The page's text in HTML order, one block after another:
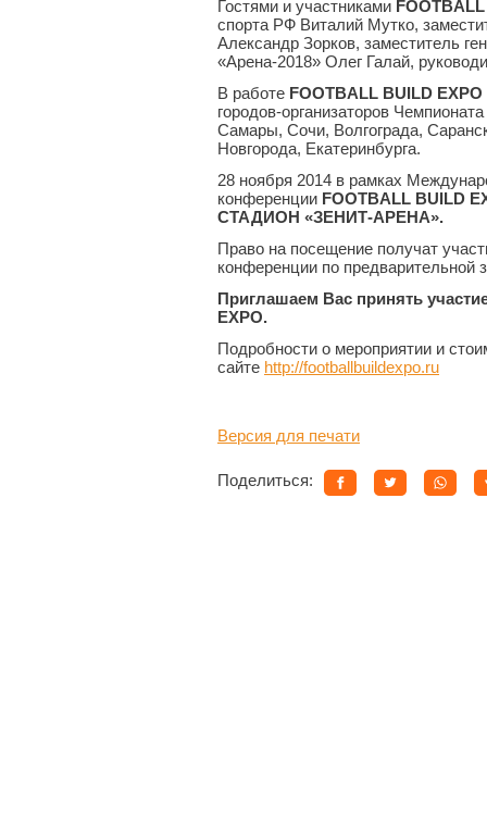
Гостями и участниками
спорта РФ Виталий Мутко,
Александр Зорков, заместитель
«Арена-2018» Олег Галай,
В работе FOOTBALL BUILD EXPO
городов-организаторов
Самары, Сочи, Волгограда,
Новгорода, Екатеринбурга.
28 ноября 2014 в рамках
конференции FOOTBALL BUILD
СТАДИОН «ЗЕНИТ-АРЕНА».
Право на посещение получат
конференции по предварительной
Приглашаем Вас принять
EXPO.
Подробности о мероприятии и
сайте http://footballbuildexpo.ru
Версия для печати
Поделиться: